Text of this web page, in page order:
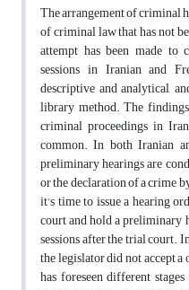
The arrangement of criminal
of criminal law that has not
attempt has been made to
sessions in Iranian and
descriptive and analytical,
library method. The
criminal proceedings in
common. In both Iranian
preliminary hearings are
or the declaration of a crime
it's time to issue a hearing
court and hold a preliminary
sessions after the trial court.
the legislator did not accept
has foreseen different